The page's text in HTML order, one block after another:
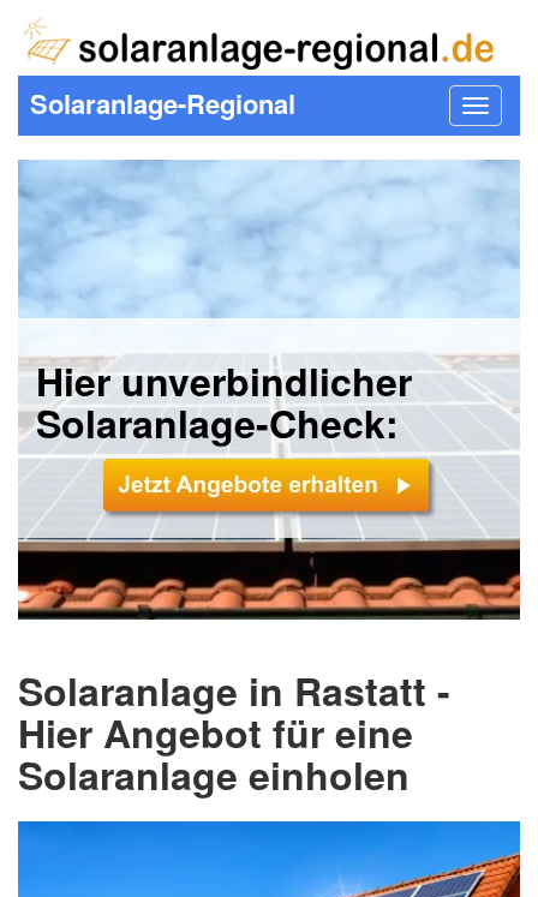
Toggle
Solaranlage-Regional
Hier unverbindlicher
Solaranlage-Check:
Solaranlage in Rastatt -
Hier Angebot für eine
Solaranlage einholen